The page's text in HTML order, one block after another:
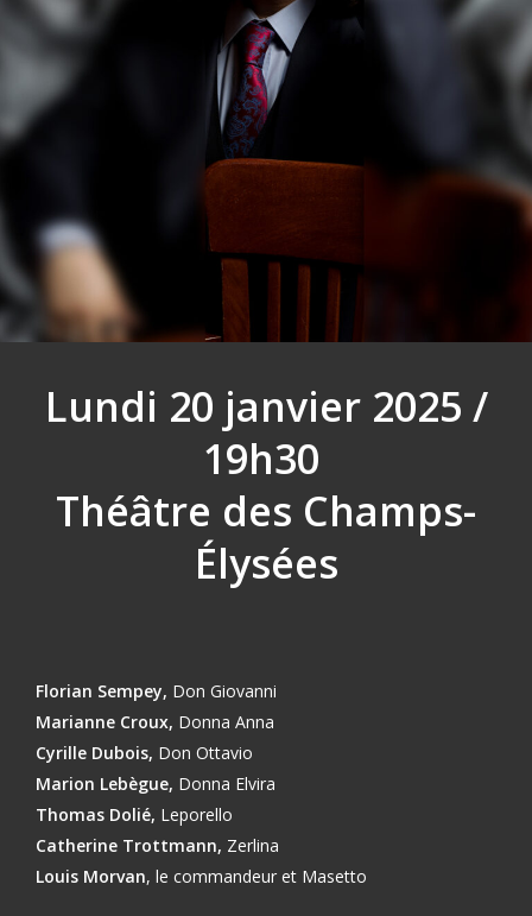
Lundi 20 janvier 2025 /
19h30
Théâtre des Champs-
Élysées
Florian Sempey, Don Giovanni
Marianne Croux, Donna Anna
Cyrille Dubois, Don Ottavio
Marion Lebègue, Donna Elvira
Thomas Dolié, Leporello
Catherine Trottmann, Zerlina
Louis Morvan, le commandeur et Masetto